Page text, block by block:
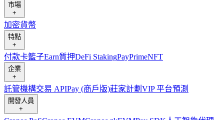
市場
+
加密貨幣
特點
+
付款卡籃子Earn質押DeFi StakingPayPrimeNFT
企業
+
託管機構交易 APIPay (商戶版)莊家計劃 VIP 平台預測
開發人員
+